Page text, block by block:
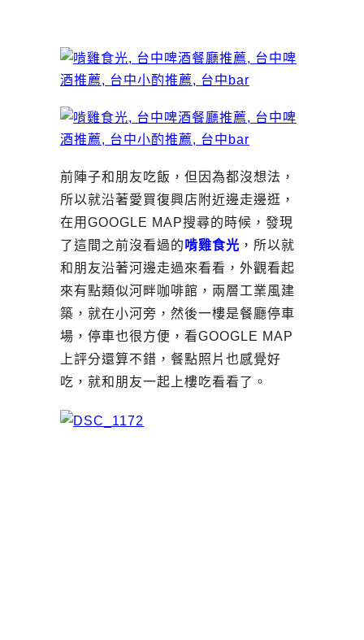
前陣子和朋友吃飯，但因為都沒想法，
所以就沿著愛買復興店附近邊走邊逛，
在用GOOGLE MAP搜尋的時候，發現
了這間之前沒看過的啃雞食光 ，所以就
和朋友沿著河邊走過來看看，外觀看起
來有點類似河畔咖啡館，兩層工業風建
築，就在小河旁，然後一樓是餐廳停車
場，停車也很方便，看GOOGLE MAP
上評分還算不錯，餐點照片也感覺好
吃，就和朋友一起上樓吃看看了。